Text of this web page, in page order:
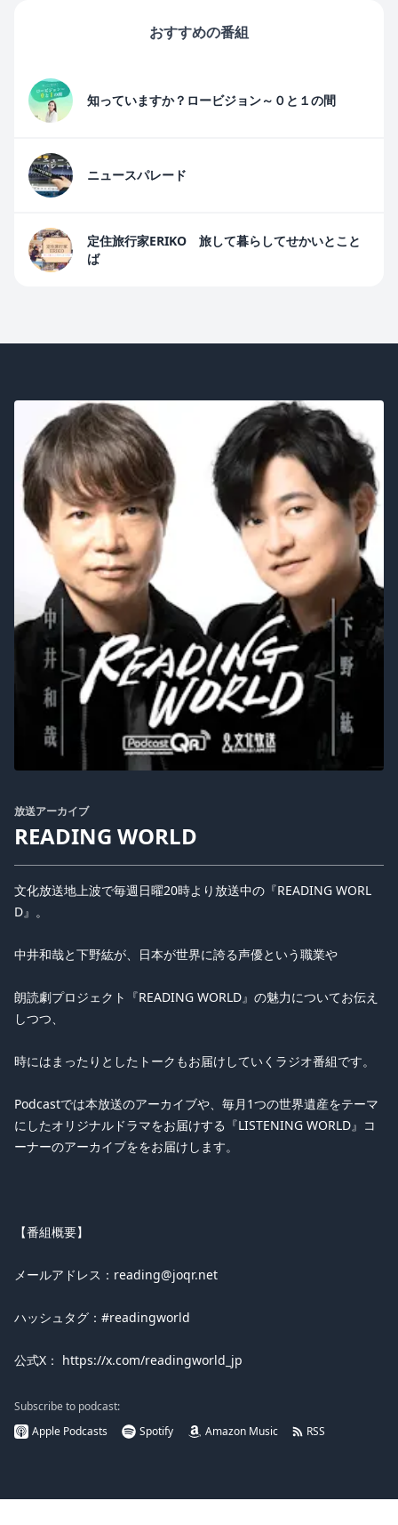
おすすめの番組
知っていますか？ロービジョン～０と１の間
ニュースパレード
定住旅行家ERIKO 旅して暮らしてせかいとこと
ば
放送アーカイブ
READING WORLD
文化放送地上波で毎週日曜20時より放送中の『READING WORL
D』。
中井和哉と下野紘が、日本が世界に誇る声優という職業や
朗読劇プロジェクト『READING WORLD』の魅力についてお伝え
しつつ、
時にはまったりとしたトークもお届けしていくラジオ番組です。
Podcastでは本放送のアーカイブや、毎月1つの世界遺産をテーマ
にしたオリジナルドラマをお届けする『LISTENING WORLD』コ
ーナーのアーカイブををお届けします。
【番組概要】
メールアドレス：reading@joqr.net
ハッシュタグ：#readingworld
公式X： https://x.com/readingworld_jp
Subscribe to podcast:
Apple Podcasts
Spotify Amazon Music RSS